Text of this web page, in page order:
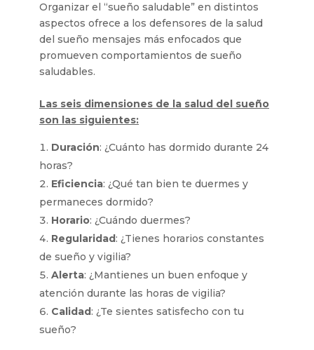
Organizar el “sueño saludable” en distintos
aspectos ofrece a los defensores de la salud
del sueño mensajes más enfocados que
promueven comportamientos de sueño
saludables.
Las seis dimensiones de la salud del sueño
son las siguientes:
Duración: ¿Cuánto has dormido durante 24
horas?
Eficiencia: ¿Qué tan bien te duermes y
permaneces dormido?
Horario: ¿Cuándo duermes?
Regularidad: ¿Tienes horarios constantes
de sueño y vigilia?
Alerta: ¿Mantienes un buen enfoque y
atención durante las horas de vigilia?
Calidad: ¿Te sientes satisfecho con tu
sueño?